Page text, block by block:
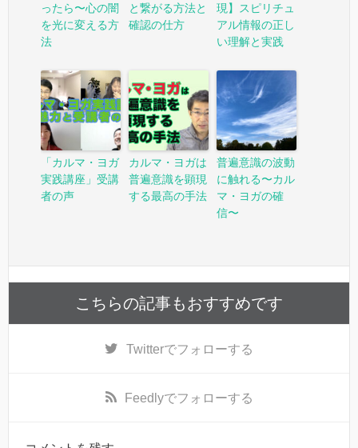
ったら〜心の闇
を光に変える方
法
と繋がる方法と
確認の仕方
現】スピリチュ
アル情報の正し
い理解と実践
「カルマ・ヨガ
実践講座」受講
者の声
カルマ・ヨガは
普遍意識を顕現
する最高の手法
普遍意識の波動
に触れる〜カル
マ・ヨガの確
信〜
こちらの記事もおすすめです
Twitterでフォローする
Feedlyでフォローする